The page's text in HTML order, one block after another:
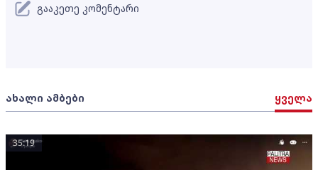
ახალი ამბები ყველა
35:19
გააკეთე კომენტარი